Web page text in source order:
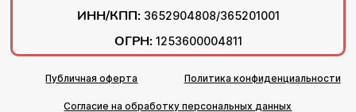
ИНН/КПП: 3652904808/365201001
ОГРН: 1253600004811
Публичная оферта Политика конфиденциальности
Согласие на обработку персональных данных